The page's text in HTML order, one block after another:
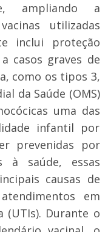
ampliando a
utilizadas
inclui proteção
casos graves de
como os tipos 3,
da Saúde (OMS)
uma das
infantil por
prevenidas por
à saúde, essas
causas de
em
(UTIs). Durante o